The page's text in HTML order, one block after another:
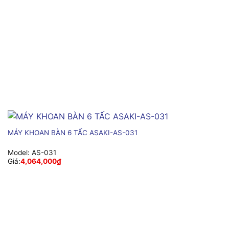
MÁY KHOAN BÀN 6 TẤC ASAKI-AS-031
Model: AS-031
Giá:4,064,000₫